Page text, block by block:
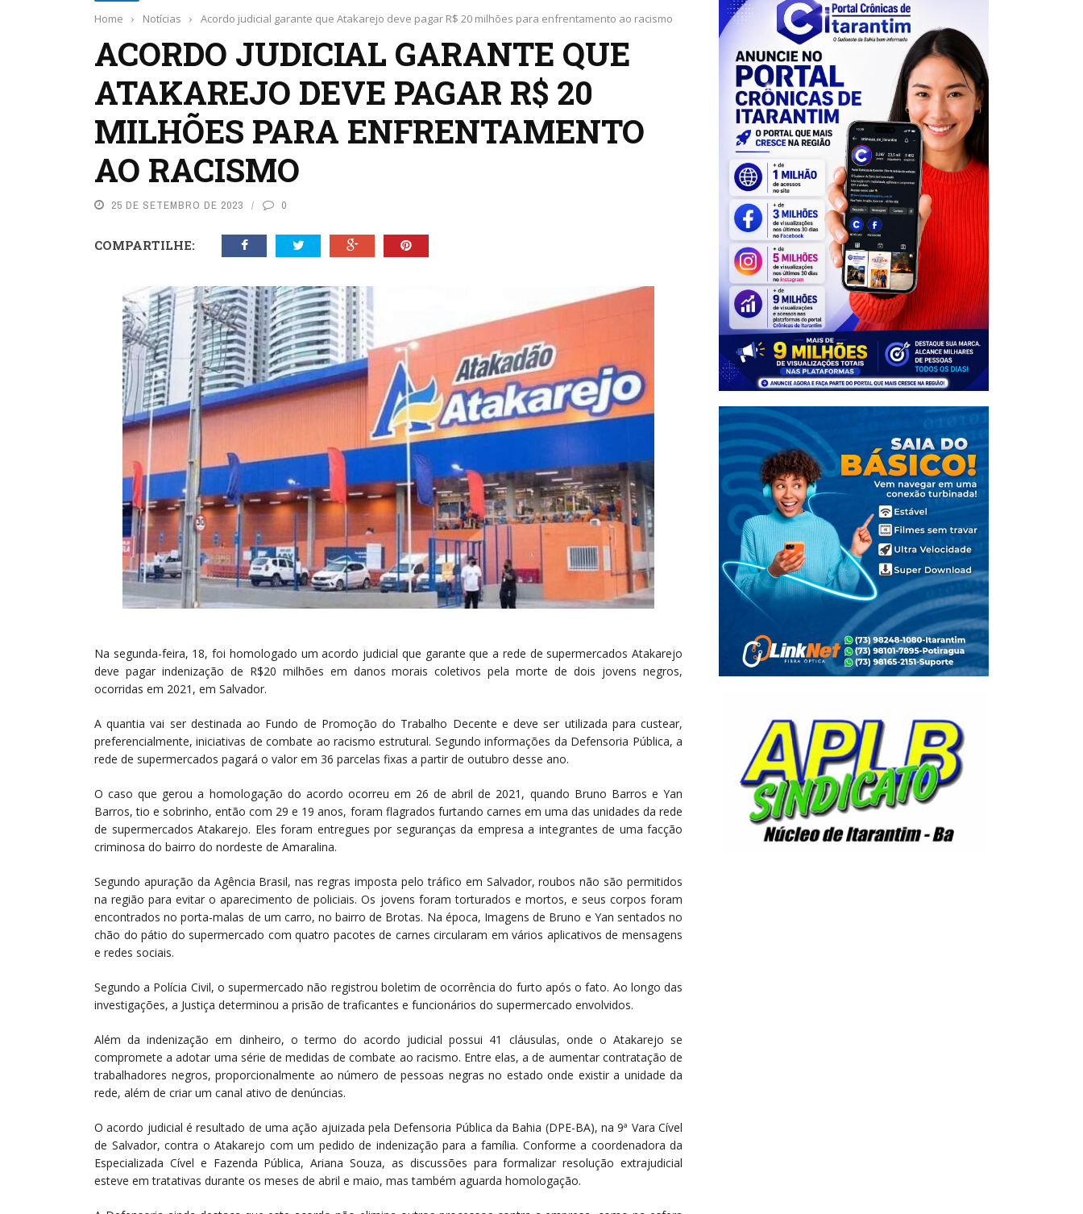
Home › Notícias › Acordo judicial garante que Atakarejo deve pagar R$ 20 milhões para enfrentamento ao racismo
ACORDO JUDICIAL GARANTE QUE
ATAKAREJO DEVE PAGAR R$ 20
MILHÕES PARA ENFRENTAMENTO
AO RACISMO
25 DE SETEMBRO DE 2023 0
COMPARTILHE:
Na segunda-feira, 18, foi homologado um acordo judicial que garante que a rede de supermercados Atakarejo
deve pagar indenização de R$20 milhões em danos morais coletivos pela morte de dois jovens negros,
ocorridas em 2021, em Salvador.
A quantia vai ser destinada ao Fundo de Promoção do Trabalho Decente e deve ser utilizada para custear,
preferencialmente, iniciativas de combate ao racismo estrutural. Segundo informações da Defensoria Pública, a
rede de supermercados pagará o valor em 36 parcelas fixas a partir de outubro desse ano.
O caso que gerou a homologação do acordo ocorreu em 26 de abril de 2021, quando Bruno Barros e Yan
Barros, tio e sobrinho, então com 29 e 19 anos, foram flagrados furtando carnes em uma das unidades da rede
de supermercados Atakarejo. Eles foram entregues por seguranças da empresa a integrantes de uma facção
criminosa do bairro do nordeste de Amaralina.
Segundo apuração da Agência Brasil, nas regras imposta pelo tráfico em Salvador, roubos não são permitidos
na região para evitar o aparecimento de policiais. Os jovens foram torturados e mortos, e seus corpos foram
encontrados no porta-malas de um carro, no bairro de Brotas. Na época, Imagens de Bruno e Yan sentados no
chão do pátio do supermercado com quatro pacotes de carnes circularam em vários aplicativos de mensagens
e redes sociais.
Segundo a Polícia Civil, o supermercado não registrou boletim de ocorrência do furto após o fato. Ao longo das
investigações, a Justiça determinou a prisão de traficantes e funcionários do supermercado envolvidos.
Além da indenização em dinheiro, o termo do acordo judicial possui 41 cláusulas, onde o Atakarejo se
compromete a adotar uma série de medidas de combate ao racismo. Entre elas, a de aumentar contratação de
trabalhadores negros, proporcionalmente ao número de pessoas negras no estado onde existir a unidade da
rede, além de criar um canal ativo de denúncias.
O acordo judicial é resultado de uma ação ajuizada pela Defensoria Pública da Bahia (DPE-BA), na 9ª Vara Cível
de Salvador, contra o Atakarejo com um pedido de indenização para a família. Conforme a coordenadora da
Especializada Cível e Fazenda Pública, Ariana Souza, as discussões para formalizar resolução extrajudicial
esteve em tratativas durante os meses de abril e maio, mas também aguarda homologação.